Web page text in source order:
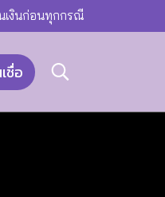
เงินก่อนทุกกรณี
ชื่อ